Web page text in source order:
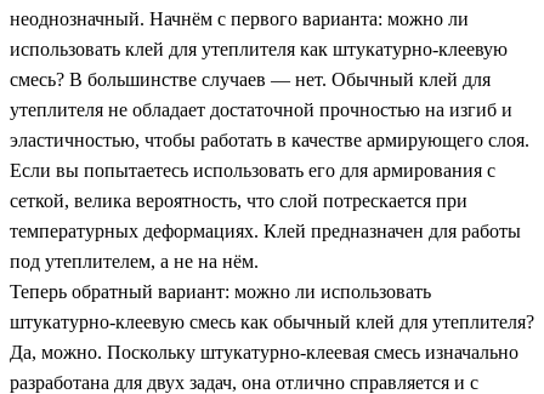
неоднозначный. Начнём с первого варианта: можно ли
использовать клей для утеплителя как штукатурно-клеевую
смесь? В большинстве случаев — нет. Обычный клей для
утеплителя не обладает достаточной прочностью на изгиб и
эластичностью, чтобы работать в качестве армирующего слоя.
Если вы попытаетесь использовать его для армирования с
сеткой, велика вероятность, что слой потрескается при
температурных деформациях. Клей предназначен для работы
под утеплителем, а не на нём.
Теперь обратный вариант: можно ли использовать
штукатурно-клеевую смесь как обычный клей для утеплителя?
Да, можно. Поскольку штукатурно-клеевая смесь изначально
разработана для двух задач, она отлично справляется и с